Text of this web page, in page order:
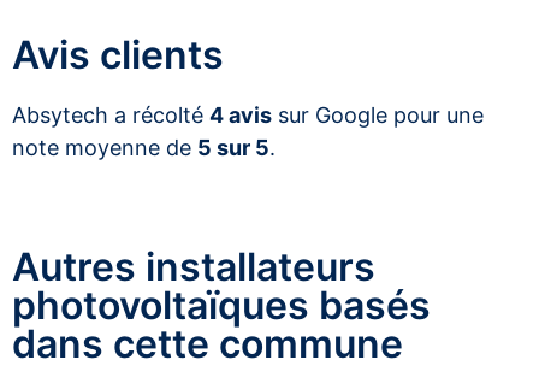
Avis clients
Absytech a récolté 4 avis sur Google pour une
note moyenne de 5 sur 5.
Autres installateurs
photovoltaïques basés
dans cette commune